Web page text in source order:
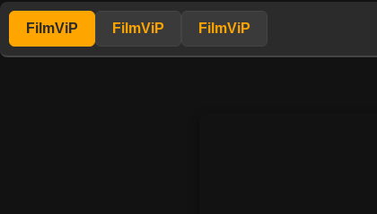
FilmViP FilmViP FilmViP